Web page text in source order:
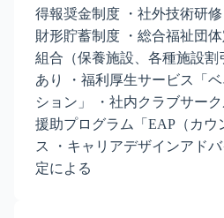
得報奨金制度 ・社外技術研
財形貯蓄制度 ・総合福祉団
組合（保養施設、各種施設割
あり ・福利厚生サービス「
ション」 ・社内クラブサー
援助プログラム「EAP（カウ
ス ・キャリアデザインアド
定による